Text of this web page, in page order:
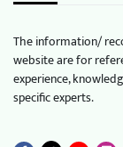
The information/
website are for
experience,
specific experts.